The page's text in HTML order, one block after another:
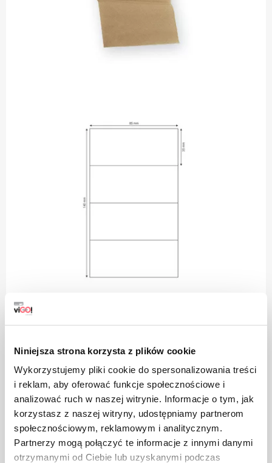
Niniejsza strona korzysta z plików cookie
Wykorzystujemy pliki cookie do spersonalizowania treści
i reklam, aby oferować funkcje społecznościowe i
analizować ruch w naszej witrynie. Informacje o tym, jak
korzystasz z naszej witryny, udostępniamy partnerom
społecznościowym, reklamowym i analitycznym.
Partnerzy mogą połączyć te informacje z innymi danymi
otrzymanymi od Ciebie lub uzyskanymi podczas